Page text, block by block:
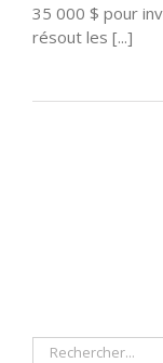
35 000 $ pour
résout les [...]
Rechercher: